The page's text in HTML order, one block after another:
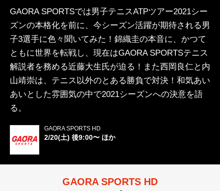
GAORA SPORTSでは男子テニスATPツアー2021シー
ズンの本格化を前に、今シーズン活躍が期待される男
子3選手に色々聞いてみた！錦織圭の本音に、かつて
ともに世界を転戦し、現在はGAORA SPORTSテニス
解説者を務める近藤大生氏が迫る！また西岡良仁と内
山靖崇は、テニス以外のとある勝負で対決！和気あい
あいとした雰囲気の中で2021シーズンへの決意を語
る。
GAORA SPORTS HD
2/20(土) 後9:00〜 ほか
GAORA SPORTS HD